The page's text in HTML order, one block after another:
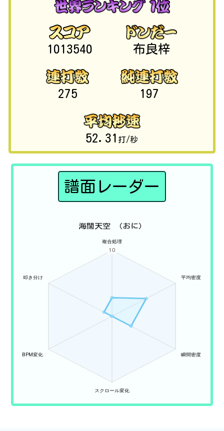
1013540 布良梓
275 197
52.31 打/秒
譜面レーダー